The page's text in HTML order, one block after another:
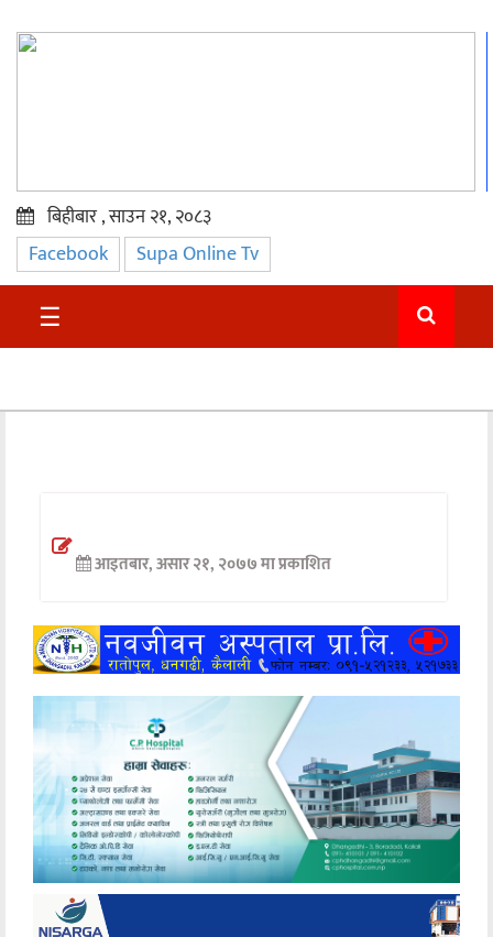
प्रमुख
समाचार
सुदुर
अन्तर्वार्ता
खेलकुद
मनोरञ्जन
अन्य
बिहीबार , साउन २१, २०८३
Facebook Supa Online Tv
☰
आइतबार, असार २१, २०७७ मा प्रकाशित